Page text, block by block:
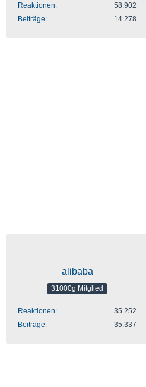
Reaktionen
58.902
Beiträge
14.278
alibaba
31000g Mitglied
Reaktionen
35.252
Beiträge
35.337